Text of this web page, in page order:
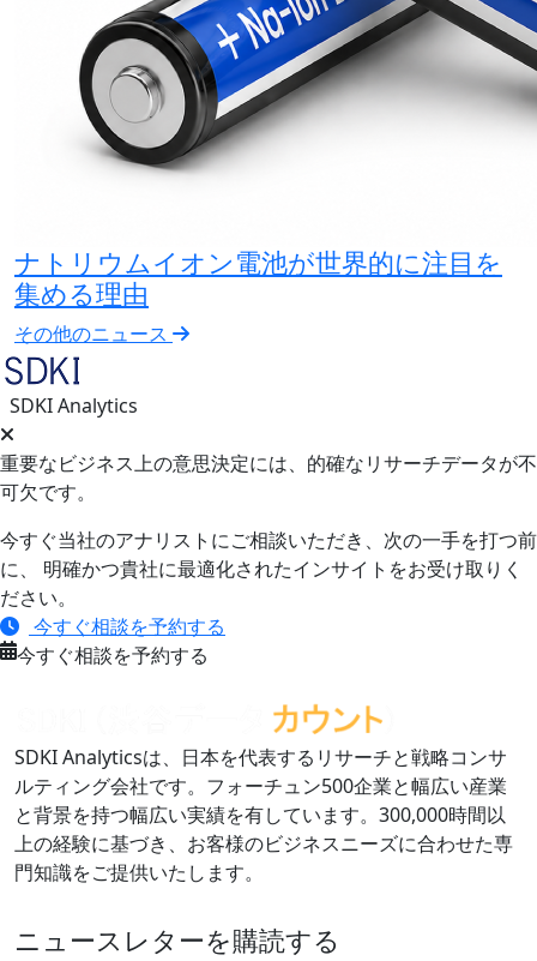
ナトリウムイオン電池が世界的に注目を
集める理由
その他のニュース
SDKI Analytics
重要なビジネス上の意思決定には、的確なリサーチデータが不
可欠です。
今すぐ当社のアナリストにご相談いただき、次の一手を打つ前
に、 明確かつ貴社に最適化されたインサイトをお受け取りく
ださい。
今すぐ相談を予約する
今すぐ相談を予約する
SDKI Analyticsは、日本を代表するリサーチと戦略コンサ
ルティング会社です。フォーチュン500企業と幅広い産業
と背景を持つ幅広い実績を有しています。300,000時間以
上の経験に基づき、お客様のビジネスニーズに合わせた専
門知識をご提供いたします。
ニュースレターを購読する